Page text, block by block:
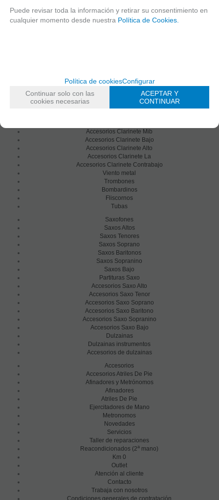
Saxofones
Dulzainas
Accesorios
Clarinetes Alto
Clarinetes Contrabajo
Cornos Di Basseto
Accesorios Clarinete Mib
Accesorios Clarinete Bajo
Accesorios Clarinete Alto
Accesorios Clarinete La
Accesorios Clarinete Contrabajo
Viento metal
Trombones
Bombardinos
Fliscornos
Tubas
Saxofones
Saxos Altos
Saxos Tenores
Saxos Soprano
Saxos Baritonos
Saxos Sopranino
Saxos Bajo
Partituras Saxo
Accesorios Saxo Alto
Accesorios Saxo Tenor
Accesorios Saxo Soprano
Accesorios Saxo Baritono
Accesorios Saxo Sopranino
Accesorios Saxo Bajo
Dulzainas
Dulzainas instrumentos
Accesorios de dulzainas
Accesorios
Accesorios Atriles De Pie
Afinadores y Metrónomos
Afinadores
Atriles De Pie
Ejercitadores de Mano
Metronomos
Novedades
Servicios
Taller de reparaciones
Reacondicionados (2a mano)
Km 0
Outlet
Atención al cliente
Contacto
Trabaja con nosotros
Condiciones generales de contratación
Puede revisar toda la información y retirar su consentimiento en
cualquier momento desde nuestra Política de Cookies.
Política de cookiesConfigurar
Continuar solo con las
cookies necesarias
ACEPTAR Y
CONTINUAR